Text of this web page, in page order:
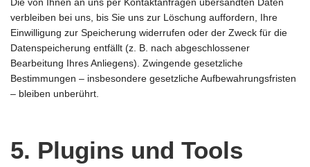
verbleiben bei uns, bis Sie uns zur Löschung auffordern, Ihre
Einwilligung zur Speicherung widerrufen oder der Zweck für die
Datenspeicherung entfällt (z. B. nach abgeschlossener
Bearbeitung Ihres Anliegens). Zwingende gesetzliche
Bestimmungen – insbesondere gesetzliche Aufbewahrungsfristen
– bleiben unberührt.
5. Plugins und Tools